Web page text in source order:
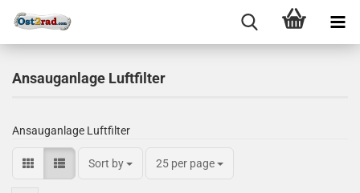
Ansauganlage Luftfilter
Ansauganlage Luftfilter
Sort by 25 per page